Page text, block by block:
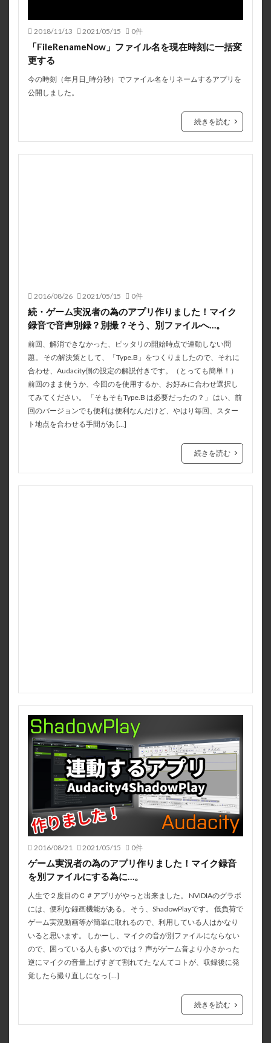
2018/11/13 2021/05/15 0件
「FileRenameNow」ファイル名を現在時刻に一括変
更する
今の時刻（年月日_時分秒）でファイル名をリネームするアプリを
公開しました。
続きを読む
2016/08/26 2021/05/15 0件
続・ゲーム実況者の為のアプリ作りました！マイク
録音で音声別録？別撮？そう、別ファイルへ…。
前回、解消できなかった、ピッタリの開始時点で連動しない問
題。 その解決策として、「Type.B」をつくりましたので、それに
合わせ、Audacity側の設定の解説付きです。（とっても簡単！）
前回のまま使うか、今回のを使用するか、お好みに合わせ選択し
てみてください。 「そもそもType.B は必要だったの？」 はい、前
回のバージョンでも便利は便利なんだけど、やはり毎回、スター
ト地点を合わせる手間があ […]
続きを読む
2016/08/21 2021/05/15 0件
ゲーム実況者の為のアプリ作りました！マイク録音
を別ファイルにする為に…。
人生で２度目のＣ＃アプリがやっと出来ました。 NVIDIAのグラボ
には、便利な録画機能がある。 そう、ShadowPlayです。 低負荷で
ゲーム実況動画等が簡単に取れるので、利用している人はかなり
いると思います。 しかーし、マイクの音が別ファイルにならない
ので、困っている人も多いのでは？ 声がゲーム音より小さかった
逆にマイクの音量上げすぎて割れてた なんてコトが、収録後に発
覚したら撮り直しになっ […]
続きを読む